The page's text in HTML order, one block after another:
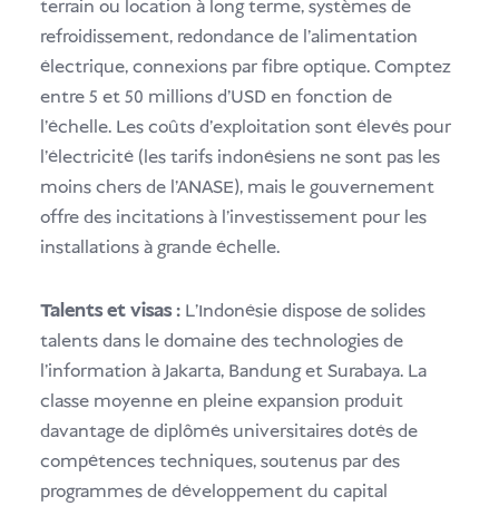
terrain ou location à long terme, systèmes de
refroidissement, redondance de l'alimentation
électrique, connexions par fibre optique. Comptez
entre 5 et 50 millions d'USD en fonction de
l'échelle. Les coûts d'exploitation sont élevés pour
l'électricité (les tarifs indonésiens ne sont pas les
moins chers de l'ANASE), mais le gouvernement
offre des incitations à l'investissement pour les
installations à grande échelle.
Talents et visas : L'Indonésie dispose de solides
talents dans le domaine des technologies de
l'information à Jakarta, Bandung et Surabaya. La
classe moyenne en pleine expansion produit
davantage de diplômés universitaires dotés de
compétences techniques, soutenus par des
programmes de développement du capital